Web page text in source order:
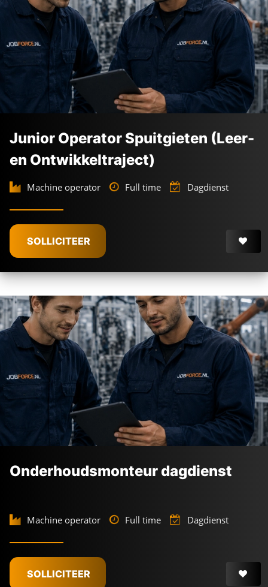
Junior Operator Spuitgieten (Leer-
en Ontwikkeltraject)
Machine operator Full time Dagdienst
SOLLICITEER
Onderhoudsmonteur dagdienst
Machine operator Full time Dagdienst
SOLLICITEER